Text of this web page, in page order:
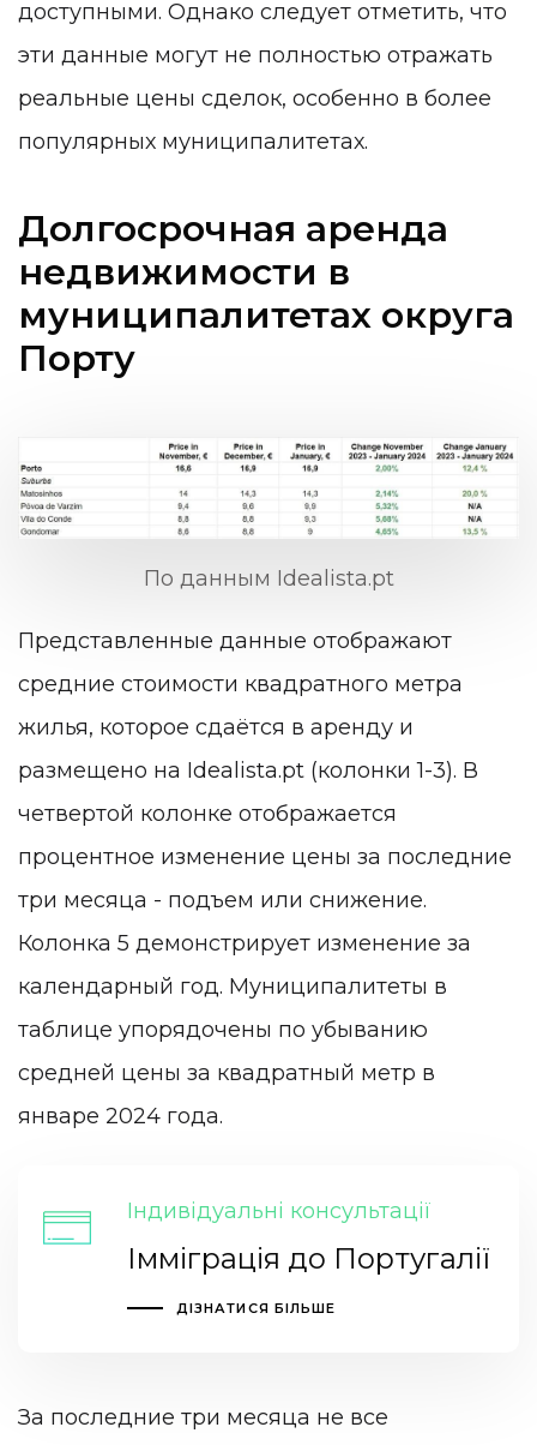
доступными. Однако следует отметить, что
эти данные могут не полностью отражать
реальные цены сделок, особенно в более
популярных муниципалитетах.
Долгосрочная аренда
недвижимости в
муниципалитетах округа
Порту
По данным Idealista.pt
Представленные данные отображают
средние стоимости квадратного метра
жилья, которое сдаётся в аренду и
размещено на Idealista.pt (колонки 1-3). В
четвертой колонке отображается
процентное изменение цены за последние
три месяца - подъем или снижение.
Колонка 5 демонстрирует изменение за
календарный год. Муниципалитеты в
таблице упорядочены по убыванию
средней цены за квадратный метр в
январе 2024 года.
Індивідуальні консультації
Імміграція до Португалії
ДІЗНАТИСЯ БІЛЬШЕ
За последние три месяца не все